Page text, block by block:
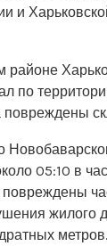
и
районе
по
повреждены
05:10 в
повреждены
жилого